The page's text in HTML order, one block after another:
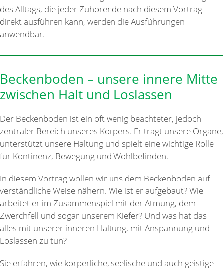
des Alltags, die jeder Zuhörende nach diesem Vortrag
direkt ausführen kann, werden die Ausführungen
anwendbar.
Beckenboden – unsere innere Mitte
zwischen Halt und Loslassen
Der Beckenboden ist ein oft wenig beachteter, jedoch
zentraler Bereich unseres Körpers. Er trägt unsere Organe,
unterstützt unsere Haltung und spielt eine wichtige Rolle
für Kontinenz, Bewegung und Wohlbefinden.
In diesem Vortrag wollen wir uns dem Beckenboden auf
verständliche Weise nähern. Wie ist er aufgebaut? Wie
arbeitet er im Zusammenspiel mit der Atmung, dem
Zwerchfell und sogar unserem Kiefer? Und was hat das
alles mit unserer inneren Haltung, mit Anspannung und
Loslassen zu tun?
Sie erfahren, wie körperliche, seelische und auch geistige